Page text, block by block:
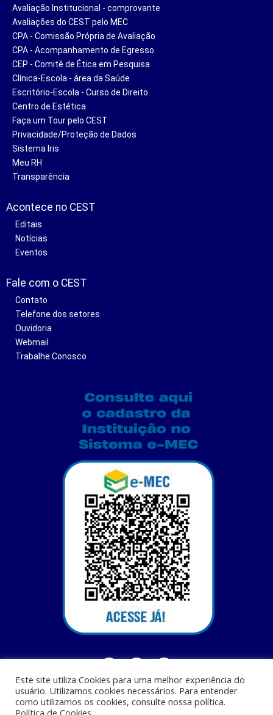
Avaliação Institucional - comprovante
Avaliações do CEST pelo MEC
CPA - Comissão Própria de Avaliação
CPA - Acompanhamento de Egresso
CEP - Comitê de Ética em Pesquisa
Clínica-Escola - área da Saúde
Escritório-Escola - Curso de Direito
Centro de Estética
Faça um Tour pelo CEST
Privacidade/Proteção de Dados
Sistema Iris
Meu RH
Transparência
Acontece no CEST
Editais
Notícias
Eventos
Fale com o CEST
Contato
Telefone dos setores
Ouvidoria
Webmail
Trabalhe Conosco
Este site utiliza Cookies para uma melhor experiência do
usuário. Utilizamos cookies necessários. Para entender
como utilizamos os cookies, consulte nossa política.
Política de Cookies